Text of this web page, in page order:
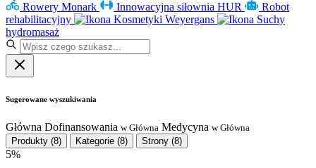
Rowery Monark
Innowacyjna siłownia HUR
Robot
rehabilitacyjny
Kosmetyki Weyergans
Suchy
hydromasaż
Sugerowane wyszukiwania
Główna Dofinansowania w Główna Medycyna w Główna
Produkty (8) Kategorie (8) Strony (8)
5%